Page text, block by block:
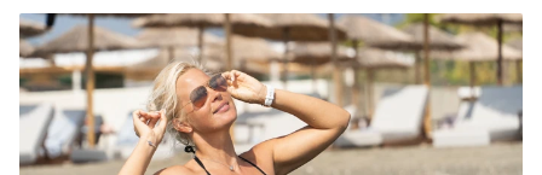
Životní styl
ZÁBAVA
Všechny kategorie
Testy a kvízy
BYDLENÍ
Všechny kategorie
BurdaMedia